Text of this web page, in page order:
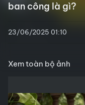
ban công là gì?
23/06/2025 01:10
Xem toàn bộ ảnh